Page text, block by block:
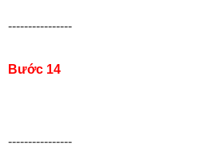
----------------
Bước 14
----------------